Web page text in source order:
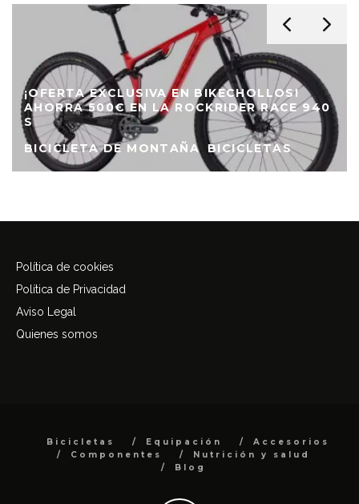
¡OFERTA EXCLUSIVA EN BIKECHOLLOS!
AHORRA 500€ EN LA ROCKRIDER RACE 940
S
BICICLETA DE MONTAÑA BICICLETAS
Política de cookies
Política de Privacidad
Aviso Legal
Quienes somos
Bicicletas Equipación
Accesorios
Componentes
Nutrición y salud
Blog